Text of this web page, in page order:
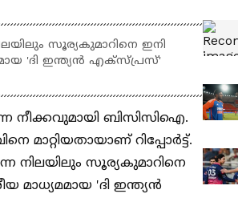
സൂര്യകുമാറിനെ ഇനി
'ദി ഇന്ത്യൻ എക്സ്പ്രസ്'
നീക്കവുമായി ബിസിസിഐ.
മാറ്റിയതായാണ് റിപ്പോർട്ട്.
നിലയിലും സൂര്യകുമാറിനെ
മാധ്യമമായ 'ദി ഇന്ത്യൻ